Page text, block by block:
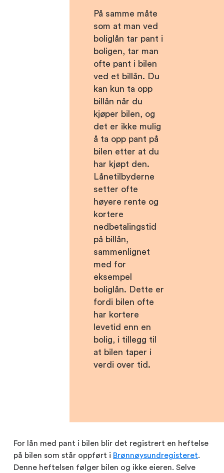
På samme måte
som at man ved
boliglån tar pant i
boligen, tar man
ofte pant i bilen
ved et billån. Du
kan kun ta opp
billån når du
kjøper bilen, og
det er ikke mulig
å ta opp pant på
bilen etter at du
har kjøpt den.
Lånetilbyderne
setter ofte
høyere rente og
kortere
nedbetalingstid
på billån,
sammenlignet
med for
eksempel
boliglån. Dette er
fordi bilen ofte
har kortere
levetid enn en
bolig, i tillegg til
at bilen taper i
verdi over tid.
For lån med pant i bilen blir det registrert en heftelse
på bilen som står oppført i Brønnøysundregisteret.
Denne heftelsen følger bilen og ikke eieren. Selve